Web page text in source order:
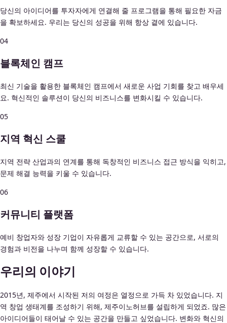
당신의 아이디어를 투자자에게 연결해 줄 프로그램을 통해 필요한 자금
을 확보하세요. 우리는 당신의 성공을 위해 항상 곁에 있습니다.
04
블록체인 캠프
최신 기술을 활용한 블록체인 캠프에서 새로운 사업 기회를 찾고 배우세
요. 혁신적인 솔루션이 당신의 비즈니스를 변화시킬 수 있습니다.
05
지역 혁신 스쿨
지역 전략 산업과의 연계를 통해 독창적인 비즈니스 접근 방식을 익히고,
문제 해결 능력을 키울 수 있습니다.
06
커뮤니티 플랫폼
예비 창업자와 성장 기업이 자유롭게 교류할 수 있는 공간으로, 서로의
경험과 비전을 나누며 함께 성장할 수 있습니다.
우리의 이야기
2015년, 제주에서 시작된 저의 여정은 열정으로 가득 차 있었습니다. 지
역 창업 생태계를 조성하기 위해, 제주이노허브를 설립하게 되었죠. 많은
아이디어들이 태어날 수 있는 공간을 만들고 싶었습니다. 변화와 혁신의